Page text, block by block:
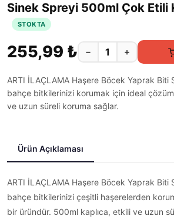
Sinek Spreyi 500ml Çok Etili
STOKTA
255,99 ₺ − +
ARTI İLAÇLAMA Haşere Böcek Yaprak Biti
bahçe bitkilerinizi korumak için ideal
ve uzun süreli koruma sağlar.
Ürün Açıklaması
ARTI İLAÇLAMA Haşere Böcek Yaprak Biti
bahçe bitkilerinizi çeşitli haşerelerden
bir üründür. 500ml kaplıca, etkili ve uzun